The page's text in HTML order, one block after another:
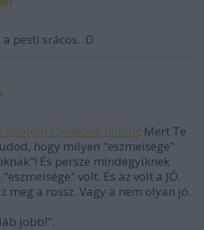
pesti srácos. :D
mlotem czerwona holote: Mert Te
hogy milyen "eszmeisége"
És persze mindegyiknek
volt. És az volt a JÓ.
meg a rossz. Vagy a nem olyan jó.
jobb!".